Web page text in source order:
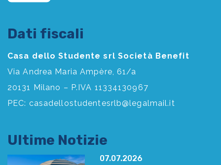
Dati fiscali
Casa dello Studente srl Società Benefit
Via Andrea Maria Ampère, 61/a
20131 Milano – P.IVA 11334130967
PEC: casadellostudentesrlb@legalmail.it
Ultime Notizie
07.07.2026